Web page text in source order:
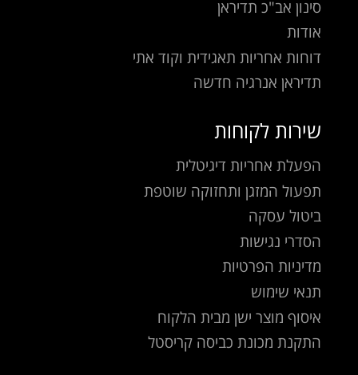
סינון אב"כ תדיראן
אודות
דוחות אחריות תאגידית וקוד אתי
תדיראן אנרגיה חדשה
שירות לקוחות
הפעלת אחריות דיגיטלית
תפעול המזגן ותחזוקה שוטפת
ביטול עסקה
הסדרי נגישות
מדיניות הפרטיות
תנאי שימוש
איסוף מוצר ישן מבית הלקוח
התקנת מכונת כביסה קריסטל